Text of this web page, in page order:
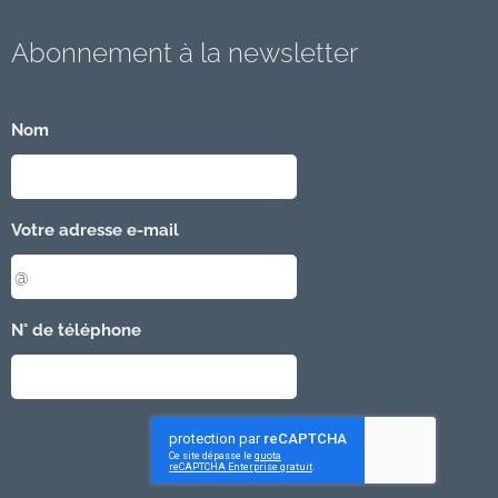
Abonnement à la newsletter
Nom
Votre adresse e-mail
N° de téléphone